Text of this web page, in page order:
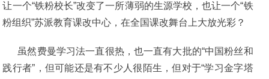
让一个“铁粉校长”改变了一所薄弱的生源学校，也让一个“铁
粉组织”苏派教育课改中心，在全国课改舞台上大放光彩？
虽然费曼学习法一直很热，也一直有大批的“中国粉丝和
践行者”，但可能还是有不少人很陌生，但对于“学习金字塔